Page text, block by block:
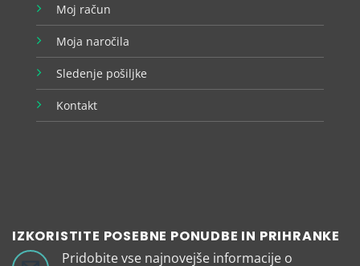
Moj račun
Moja naročila
Sledenje pošiljke
Kontakt
IZKORISTITE POSEBNE PONUDBE IN PRIHRANKE
Pridobite vse najnovejše informacije o